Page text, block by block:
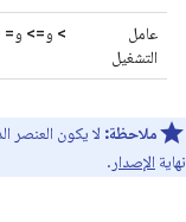
عامل
التشغيل
< و<= و=
ملاحظة: لا يكون العنصر
نهاية الإصدار .